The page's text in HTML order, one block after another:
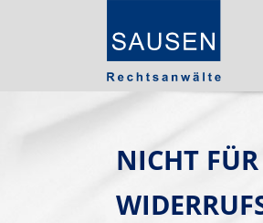
NICHT FÜR